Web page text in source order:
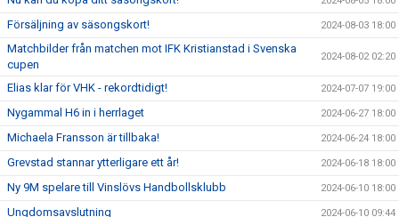
Försäljning av säsongskort! 2024-08-03 18:00
Matchbilder från matchen mot IFK Kristianstad i Svenska
cupen
2024-08-02 02:20
Elias klar för VHK - rekordtidigt! 2024-07-07 19:00
Nygammal H6 in i herrlaget 2024-06-27 18:00
Michaela Fransson är tillbaka! 2024-06-24 18:00
Grevstad stannar ytterligare ett år! 2024-06-18 18:00
Ny 9M spelare till Vinslövs Handbollsklubb 2024-06-10 18:00
Ungdomsavslutning 2024-06-10 09:44